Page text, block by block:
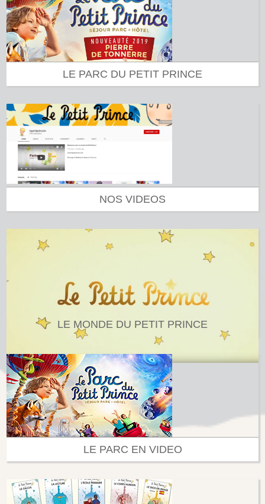
LE PARC DU PETIT PRINCE
NOS VIDEOS
LE MONDE DU PETIT PRINCE
LE PARC EN VIDEO